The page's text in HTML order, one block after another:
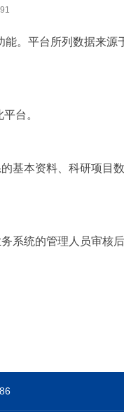
。平台所列数据来源
台。
基本资料、科研项目
系统的管理人员审核